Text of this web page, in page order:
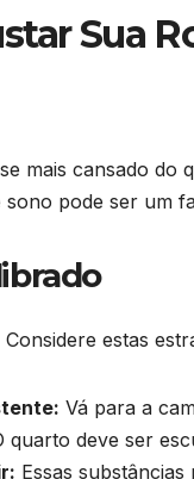
Sua
mais cansado
sono pode ser um
estas
Vá para a
quarto deve ser
Essas